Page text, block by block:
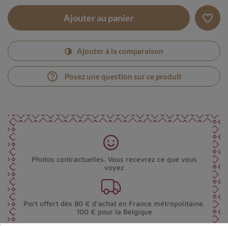
Ajouter au panier favorite_border
Ajouter à la comparaison
help_outline Posez une question sur ce produit
Photos contractuelles. Vous recevrez ce que vous
voyez
Port offert dès 80 € d’achat en France métropolitaine.
100 € pour la Belgique